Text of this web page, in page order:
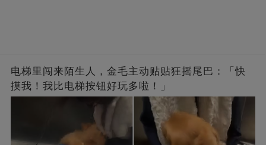
电梯里闯来陌生人，金毛主动贴贴狂摇尾巴：「快
摸我！我比电梯按钮好玩多啦！」